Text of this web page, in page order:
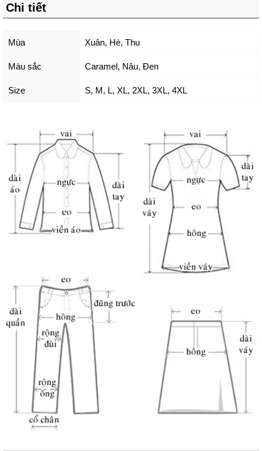
Chi tiết
Mùa Xuân, Hè, Thu
Màu sắc Caramel, Nâu, Đen
Size S, M, L, XL, 2XL, 3XL, 4XL